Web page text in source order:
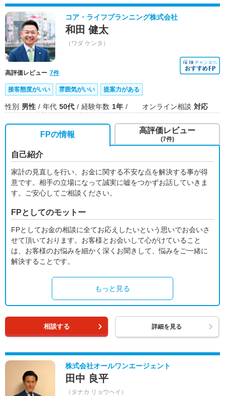
コア・ライフプランニング株式会社
和田 健太
（ワダ ケンタ）
高評価レビュー 7件
接客態度がいい 雰囲気がいい 提案力がある
性別 男性 年代 50代 経験年数 1年 オンライン相談 対応
FPの情報
自己紹介
家計の見直しを行い、お金に関する不安な点を解決する事が得
意です。相手の立場になって誠実に嘘をつかずお話していきま
す。ご安心してご相談ください。
FPとしてのモットー
FPとしてお金の相談に全てお応えしたいという思いでお会いさ
せて頂いております。お客様とお会いして心がけていること
は、お客様のお悩みを細かく深くお聞きして、悩みをご一緒に
解決することです。
もっと見る
高評価レビュー
(7件)
相談する 詳細を見る
株式会社オールワンエージェント
田中 良平
（タナカ リョウヘイ）